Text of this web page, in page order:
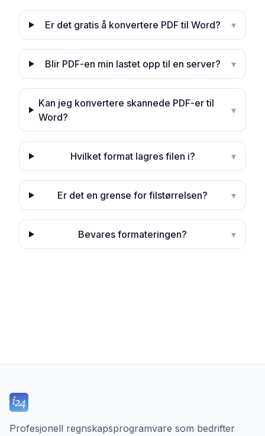
Er det gratis å konvertere PDF til Word? ▾
Blir PDF-en min lastet opp til en server? ▾
Kan jeg konvertere skannede PDF-er til
Word?
▾
Hvilket format lagres filen i? ▾
Er det en grense for filstørrelsen? ▾
Bevares formateringen? ▾
Profesjonell regnskapsprogramvare som bedrifter